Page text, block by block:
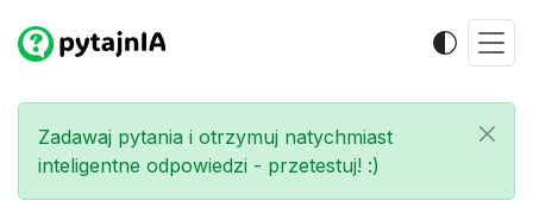
Zadawaj pytania i otrzymuj natychmiast
inteligentne odpowiedzi - przetestuj! :)